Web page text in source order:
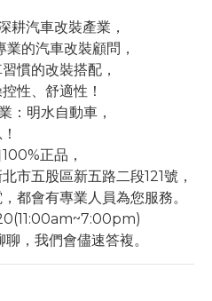
耕汽車改裝產業，
的汽車改裝顧問，
慣的改裝搭配，
性、舒適性！
：明水自動車，
正品，
市五股區新五路二段121號，
都會有專業人員為您服務。
，我們會儘速答複。